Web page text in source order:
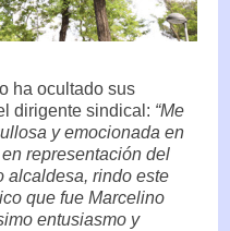
ha ocultado sus
dirigente sindical: “Me
y emocionada en
representación del
alcaldesa, rindo este
que fue Marcelino
entusiasmo y